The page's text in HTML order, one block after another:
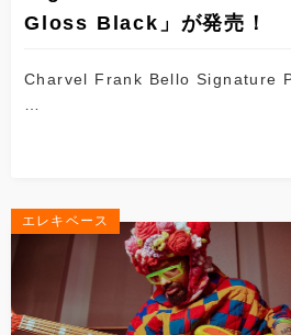
Gloss Black」が発売！
Charvel Frank Bello Signature
エレキベース